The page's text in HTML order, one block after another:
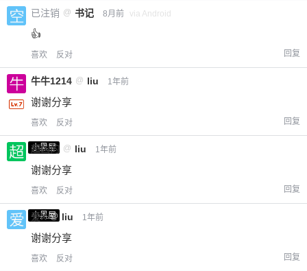
已注销 @ 书记 8月前 via Android
👍
喜欢 反对 回复
牛牛1214 @ liu 1年前
谢谢分享
喜欢 反对 回复
小黑屋
超凶的 @ liu 1年前
谢谢分享
喜欢 反对 回复
小黑屋
爱X @ liu 1年前
谢谢分享
喜欢 反对 回复